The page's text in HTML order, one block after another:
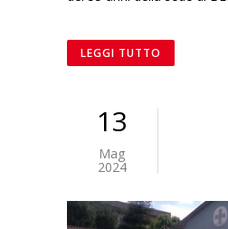
LEGGI TUTTO
13
Mag
2024